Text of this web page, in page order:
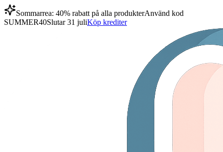
Sommarrea: 40% rabatt på alla produkterAnvänd kod
SUMMER40Slutar 31 juliKöp krediter